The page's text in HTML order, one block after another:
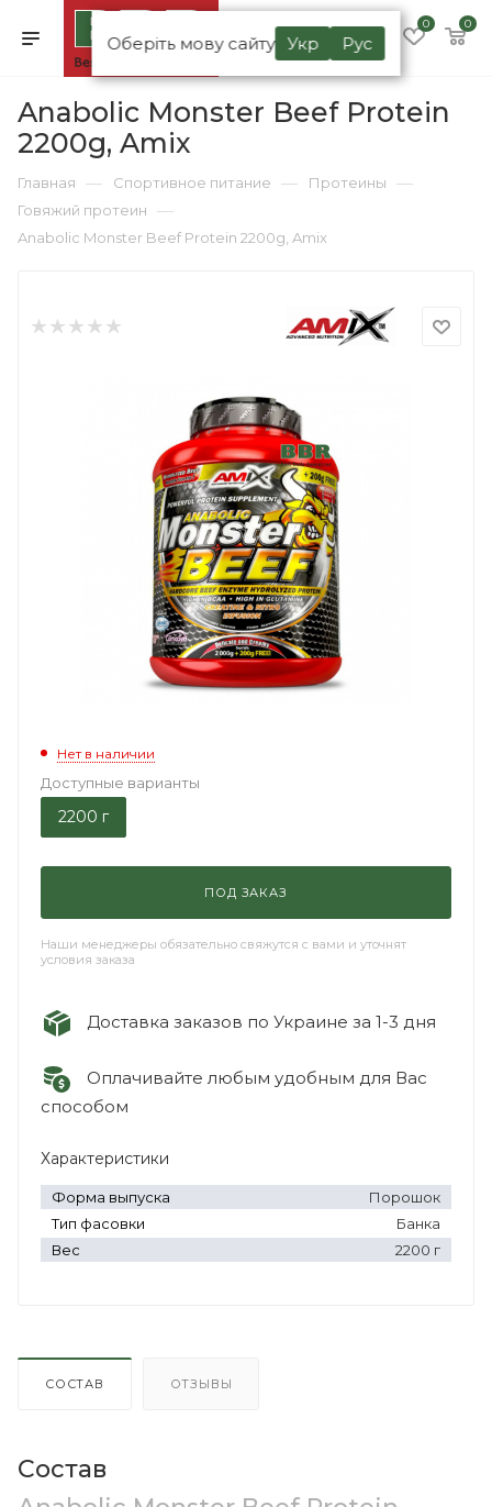
Оберіть мову сайту Укр Рус
0 0
Anabolic Monster Beef Protein
2200g, Amix
Главная — Спортивное питание — Протеины —
Говяжий протеин —
Anabolic Monster Beef Protein 2200g, Amix
Нет в наличии
Доступные варианты
2200 г
ПОД ЗАКАЗ
Наши менеджеры обязательно свяжутся с вами и уточнят
условия заказа
Доставка заказов по Украине за 1-3 дня
Оплачивайте любым удобным для Вас
способом
Характеристики
Форма выпуска
Порошок
Тип фасовки
Банка
Вес
2200 г
СОСТАВ ОТЗЫВЫ
Состав